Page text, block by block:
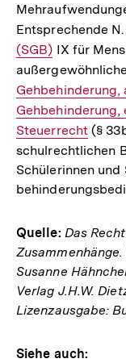
Entsprechende
(SGB) IX für
Gehbehinderung,
Steuerrecht (§
schulrechtlichen
Schülerinnen und
Quelle: Das
Susanne
Verlag J.H.W.
Lizenzausgabe:
Siehe auch: